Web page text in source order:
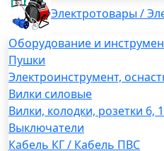
Электротовары /
Оборудование и
Пушки
Электроинструмент,
Вилки силовые
Вилки, колодки, розетки 6,
Выключатели
Кабель КГ / Кабель ПВС